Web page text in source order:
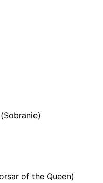
of the Queen)